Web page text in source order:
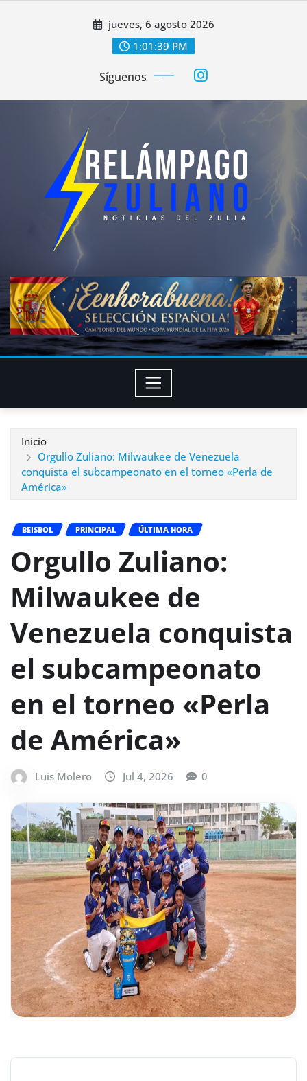
jueves, 6 agosto 2026
1:01:41 PM
Síguenos
Inicio
Orgullo Zuliano: Milwaukee de Venezuela
conquista el subcampeonato en el torneo «Perla de
América»
BEISBOL PRINCIPAL ÚLTIMA HORA
Orgullo Zuliano:
Milwaukee de
Venezuela conquista
el subcampeonato
en el torneo «Perla
de América»
Luis Molero Jul 4, 2026 0